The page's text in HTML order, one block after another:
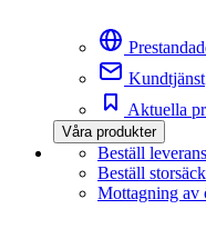
Kundtjänst
Aktuella
Våra produkter
Beställ leverans
Beställ storsäck
Mottagning av